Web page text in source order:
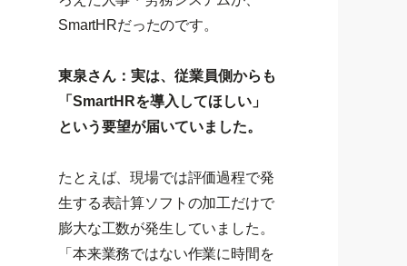
SmartHRだったのです。
東泉さん：実は、従業員側からも
「SmartHRを導入してほしい」
という要望が届いていました。
たとえば、現場では評価過程で発
生する表計算ソフトの加工だけで
膨大な工数が発生していました。
「本来業務ではない作業に時間を